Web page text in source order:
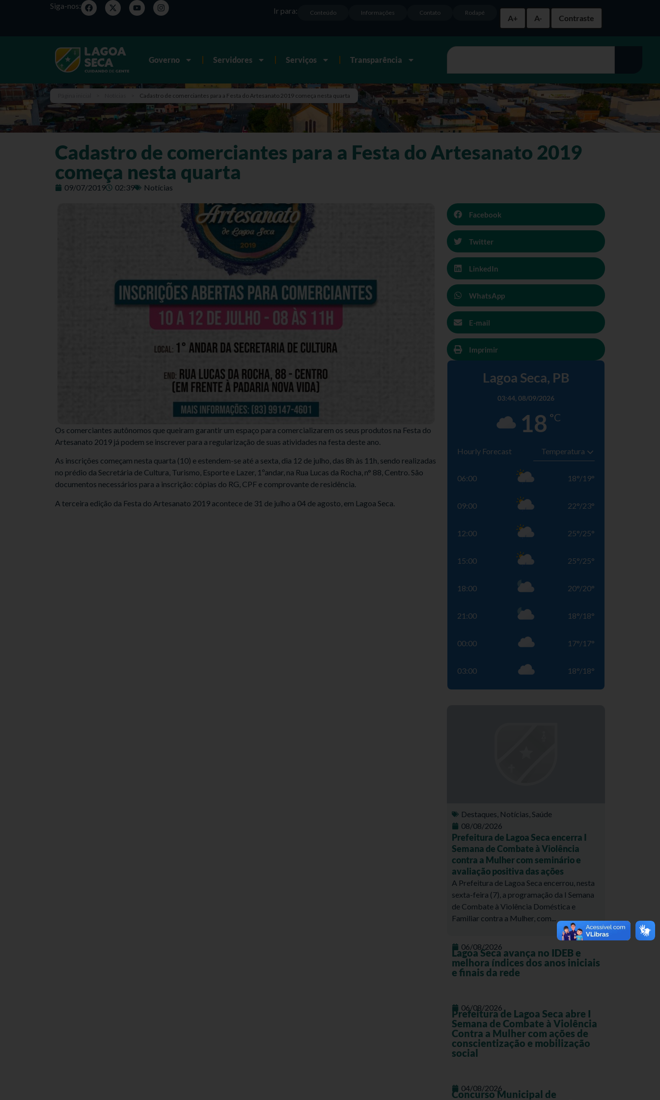
Siga-nos:
A+
A- Contraste
Rodapé
Contato
Informações
Conteúdo
Ir para:
Governo Servidores Serviços Transparência
Cadastro de comerciantes para a Festa do Artesanato 2019 começa nesta quarta
Cadastro de comerciantes para a Festa do Artesanato 2019
começa nesta quarta
09/07/2019 02:39 Notícias
Os comerciantes autônomos que queiram garantir um espaço para comercializarem os seus produtos na Festa do
Artesanato 2019 já podem se inscrever para a regularização de suas atividades na festa deste ano.
As inscrições começam nesta quarta (10) e estendem-se até a sexta, dia 12 de julho, das 8h às 11h, sendo realizadas
no prédio da Secretária de Cultura, Turismo, Esporte e Lazer, 1ºandar, na Rua Lucas da Rocha, n° 88, Centro. São
documentos necessários para a inscrição: cópias do RG, CPF e comprovante de residência.
A terceira edição da Festa do Artesanato 2019 acontece de 31 de julho a 04 de agosto, em Lagoa Seca.
Facebook
Twitter
LinkedIn
WhatsApp
E-mail
Imprimir
Lagoa Seca, PB
03:44, 08/09/2026
18 °C
Hourly Forecast
06:00 18°/19°
09:00 22°/23°
12:00 25°/25°
15:00 25°/25°
18:00 20°/20°
21:00 18°/18°
00:00 17°/17°
03:00 18°/18°
Destaques, Notícias,Saúde
08/08/2026
Prefeitura de Lagoa Seca encerra I
Semana de Combate à Violência
contra a Mulher com seminário e
avaliação positiva das ações
A Prefeitura de Lagoa Seca encerrou, nesta
sexta-feira (7), a programação da I Semana
de Combate à Violência Doméstica e
Familiar contra a Mulher, com...
06/08/2026
Lagoa Seca avança no IDEB e
melhora índices dos anos iniciais
e finais da rede
06/08/2026
Prefeitura de Lagoa Seca abre I
Semana de Combate à Violência
Contra a Mulher com ações de
conscientização e mobilização
social
04/08/2026
Concurso Municipal de